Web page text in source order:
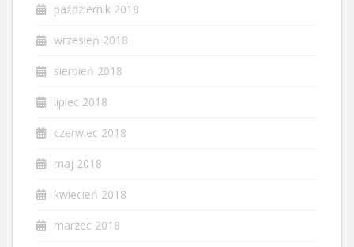
październik 2018
wrzesień 2018
sierpień 2018
lipiec 2018
czerwiec 2018
maj 2018
kwiecień 2018
marzec 2018